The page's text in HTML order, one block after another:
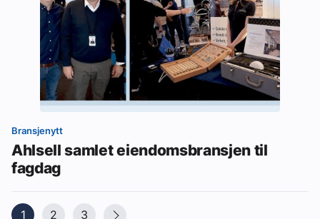
Bransjenytt
Ahlsell samlet eiendomsbransjen til
fagdag
1 2 3